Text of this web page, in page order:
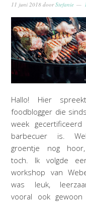
11 juni 2018 doorStefanie
Hallo! Hier
foodblogger die
week gecertificeerd
barbecuer is.
groentje nog
toch. Ik volgde
workshop van
was leuk,
vooral ook gewoon